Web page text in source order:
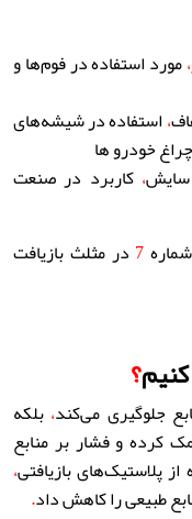
،مورد استفاده در فوم‌ها و
،استفاده در شیشه‌های
چراغ خودرو ها
سایش، کاربرد در صنعت
7 در مثلث بازیافت
؟
جلوگیری می‌کند، بلکه
کرده و فشار بر منابع
از پلاستیک‌های بازیافتی،
طبیعی را کاهش داد.